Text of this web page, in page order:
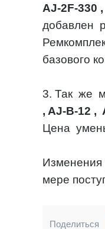
AJ-2F-330 ,
добавлен
базового
3. Так же
, AJ-B-12 ,
Цена
Изменения
мере
Поделиться